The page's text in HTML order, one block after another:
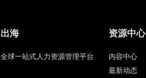
出海
全球一站式人力资源管理平台
资源中心
内容中心
最新动态